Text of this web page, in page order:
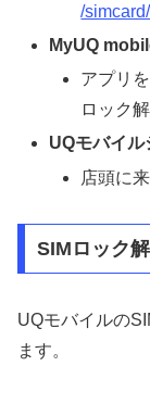
/
MyUQ
アプリ
ロック
UQモバイル
店頭に
SIMロック
UQモバイルの
ます。